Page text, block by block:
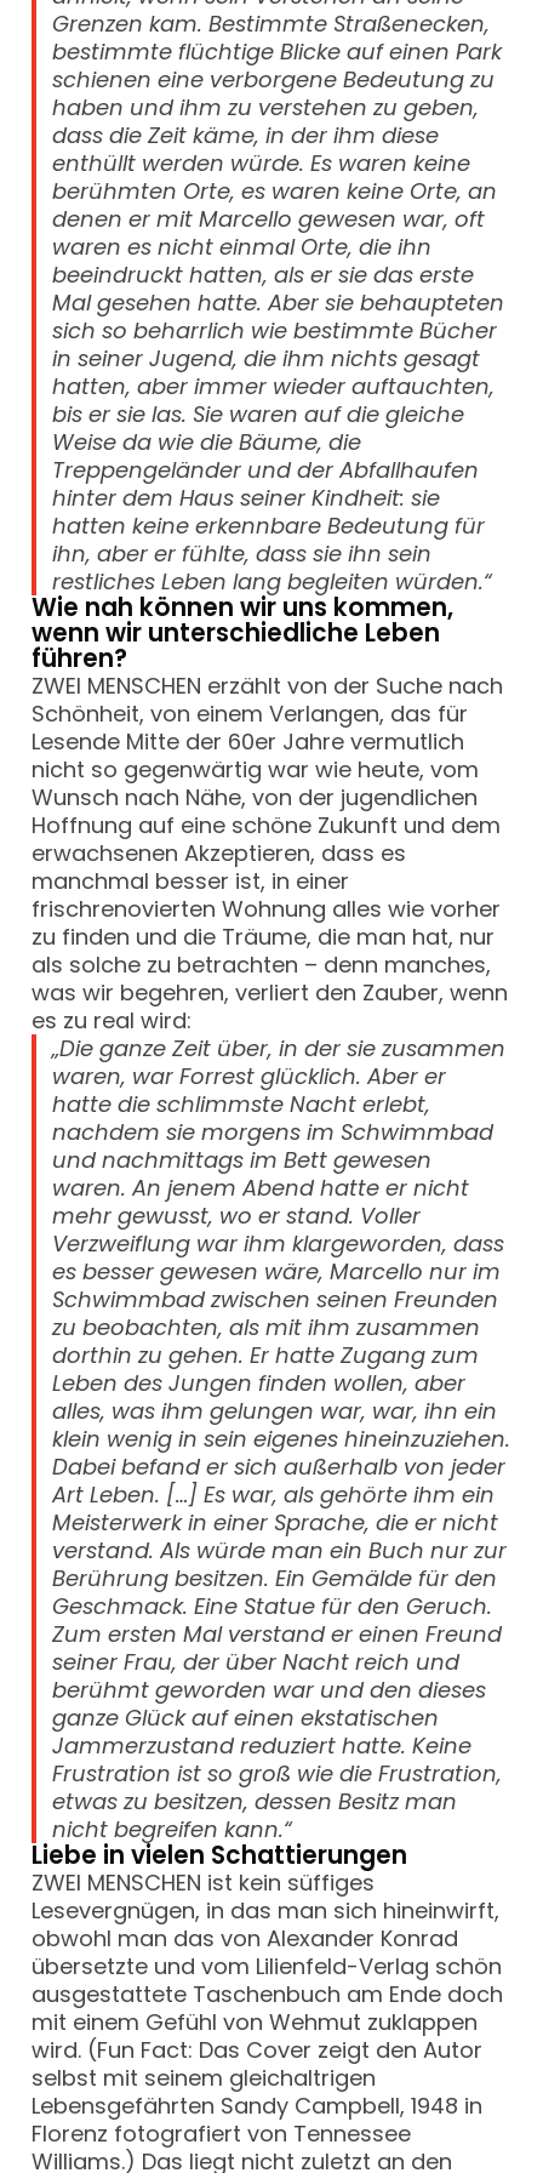
Grenzen kam. Bestimmte Straßenecken,
bestimmte flüchtige Blicke auf einen Park
schienen eine verborgene Bedeutung zu
haben und ihm zu verstehen zu geben,
dass die Zeit käme, in der ihm diese
enthüllt werden würde. Es waren keine
berühmten Orte, es waren keine Orte, an
denen er mit Marcello gewesen war, oft
waren es nicht einmal Orte, die ihn
beeindruckt hatten, als er sie das erste
Mal gesehen hatte. Aber sie behaupteten
sich so beharrlich wie bestimmte Bücher
in seiner Jugend, die ihm nichts gesagt
hatten, aber immer wieder auftauchten,
bis er sie las. Sie waren auf die gleiche
Weise da wie die Bäume, die
Treppengeländer und der Abfallhaufen
hinter dem Haus seiner Kindheit: sie
hatten keine erkennbare Bedeutung für
ihn, aber er fühlte, dass sie ihn sein
restliches Leben lang begleiten würden.“
Wie nah können wir uns kommen,
wenn wir unterschiedliche Leben
führen?
ZWEI MENSCHEN erzählt von der Suche nach
Schönheit, von einem Verlangen, das für
Lesende Mitte der 60er Jahre vermutlich
nicht so gegenwärtig war wie heute, vom
Wunsch nach Nähe, von der jugendlichen
Hoffnung auf eine schöne Zukunft und dem
erwachsenen Akzeptieren, dass es
manchmal besser ist, in einer
frischrenovierten Wohnung alles wie vorher
zu finden und die Träume, die man hat, nur
als solche zu betrachten – denn manches,
was wir begehren, verliert den Zauber, wenn
es zu real wird:
„Die ganze Zeit über, in der sie zusammen
waren, war Forrest glücklich. Aber er
hatte die schlimmste Nacht erlebt,
nachdem sie morgens im Schwimmbad
und nachmittags im Bett gewesen
waren. An jenem Abend hatte er nicht
mehr gewusst, wo er stand. Voller
Verzweiflung war ihm klargeworden, dass
es besser gewesen wäre, Marcello nur im
Schwimmbad zwischen seinen Freunden
zu beobachten, als mit ihm zusammen
dorthin zu gehen. Er hatte Zugang zum
Leben des Jungen finden wollen, aber
alles, was ihm gelungen war, war, ihn ein
klein wenig in sein eigenes hineinzuziehen.
Dabei befand er sich außerhalb von jeder
Art Leben. […] Es war, als gehörte ihm ein
Meisterwerk in einer Sprache, die er nicht
verstand. Als würde man ein Buch nur zur
Berührung besitzen. Ein Gemälde für den
Geschmack. Eine Statue für den Geruch.
Zum ersten Mal verstand er einen Freund
seiner Frau, der über Nacht reich und
berühmt geworden war und den dieses
ganze Glück auf einen ekstatischen
Jammerzustand reduziert hatte. Keine
Frustration ist so groß wie die Frustration,
etwas zu besitzen, dessen Besitz man
nicht begreifen kann.“
Liebe in vielen Schattierungen
ZWEI MENSCHEN ist kein süffiges
Lesevergnügen, in das man sich hineinwirft,
obwohl man das von Alexander Konrad
übersetzte und vom Lilienfeld-Verlag schön
ausgestattete Taschenbuch am Ende doch
mit einem Gefühl von Wehmut zuklappen
wird. (Fun Fact: Das Cover zeigt den Autor
selbst mit seinem gleichaltrigen
Lebensgefährten Sandy Campbell, 1948 in
Florenz fotografiert von Tennessee
Williams.) Das liegt nicht zuletzt an den